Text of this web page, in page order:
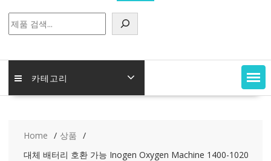
색
카테고리
Home
상품
대체 배터리 호환 가능 Inogen Oxygen Machine 1400-1020